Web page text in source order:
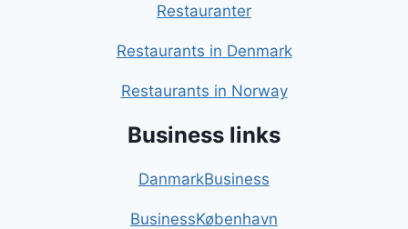
Restauranter
Restaurants in Denmark
Restaurants in Norway
Business links
DanmarkBusiness
BusinessKøbenhavn